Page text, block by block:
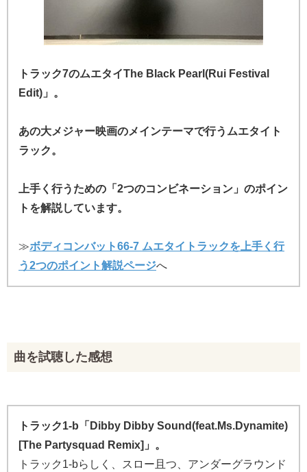
トラック7のムエタイThe Black Pearl(Rui Festival
Edit)」。
あの大メジャー映画のメインテーマで行うムエタイト
ラック。
上手く行うための「2つのコンビネーション」のポイン
トを解説しています。
≫ボディコンバット66-7 ムエタイトラックを上手く行
う2つのポイント解説ページへ
曲を試聴した感想
トラック1-b「Dibby Dibby Sound(feat.Ms.Dynamite)
[The Partysquad Remix]」。
トラック1-bらしく、スロー且つ、アンダーグラウンド